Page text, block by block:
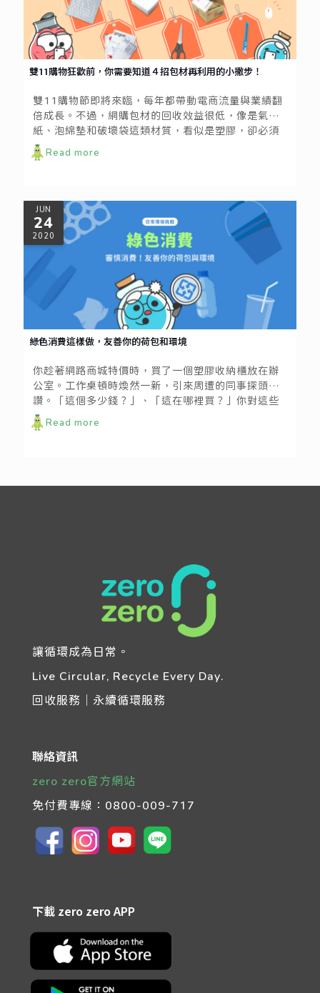
雙11購物狂歡前，你需要知道４招包材再利用的小撇步！
雙11購物節即將來臨，每年都帶動電商流量與業績翻
倍成長。不過，網購包材的回收效益很低，像是氣泡
紙、泡綿墊和破壞袋這類材質，看似是塑膠，卻必須
以一般垃圾丟棄；於是在眾人愉快購物之餘，巨量的
包材垃圾也潛藏而出！
Read more
JUN
24
2020
綠色消費這樣做，友善你的荷包和環境
你趁著網路商城特價時，買了一個塑膠收納櫃放在辦
公室。工作桌頓時煥然一新，引來周遭的同事探頭稱
讚。「這個多少錢？」、「這在哪裡買？」你對這些
問題能夠侃侃而談，卻不一定接得住這樣的提問：
「這可以回收嗎？」
Read more
讓循環成為日常。
Live Circular, Recycle Every Day.
回收服務｜永續循環服務
聯絡資訊
zero zero官方網站
免付費專線： 0800-009-717
下載 zero zero APP